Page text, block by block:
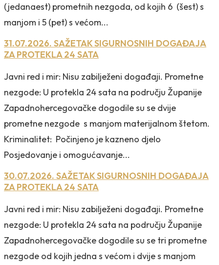
(jedanaest) prometnih nezgoda, od kojih 6 (šest) s
manjom i 5 (pet) s većom...
31.07.2026. SAŽETAK SIGURNOSNIH DOGAĐAJA
ZA PROTEKLA 24 SATA
Javni red i mir: Nisu zabilježeni događaji. Prometne
nezgode: U protekla 24 sata na području Županije
Zapadnohercegovačke dogodile su se dvije
prometne nezgode s manjom materijalnom štetom.
Kriminalitet: Počinjeno je kazneno djelo
Posjedovanje i omogućavanje...
30.07.2026. SAŽETAK SIGURNOSNIH DOGAĐAJA
ZA PROTEKLA 24 SATA
Javni red i mir: Nisu zabilježeni događaji. Prometne
nezgode: U protekla 24 sata na području Županije
Zapadnohercegovačke dogodile su se tri prometne
nezgode od kojih jedna s većom i dvije s manjom